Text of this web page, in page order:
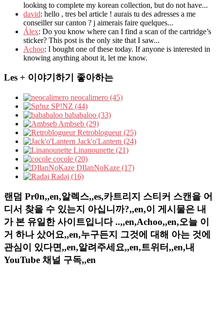
looking to complete my korean collection, but do not have...
david: hello , tres bel article ! aurais tu des adresses a me
conseiller sur canton ? j aimerais faire quelques...
Álex: Do you know where can I find a scan of the cartridge’s
sticker? This post is the only site that I saw...
Achoo: I bought one of these today. If anyone is interested in
knowing anything about it, let me know.
Les + 이야기하기 좋아하는
neocalimero (45)
SP!NZ (44)
bababaloo (33)
Ambseb (29)
Retroblogueur (25)
Jack'o'Lantern (24)
Linanounette (21)
cocole (20)
DIlanNoKaze (17)
Radaj (16)
랜덤 Pr0n,,en,알렉스,,es,카트리지 스티커 스캔을 어
디서 찾을 수 있는지 아십니까?,,en,이 게시물은 내
가 본 유일한 사이트입니다 ..,,en,Achoo,,en,오늘 이
거 하나 샀어요,,en,누구든지 그것에 대해 아는 것에
관심이 있다면,,en,알려주세요,,en,트위터,,en,내
YouTube 채널 구독,,en